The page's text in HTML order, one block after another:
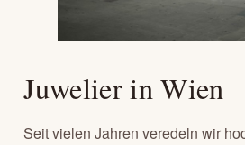
Juwelier in Wien
Seit vielen Jahren veredeln wir